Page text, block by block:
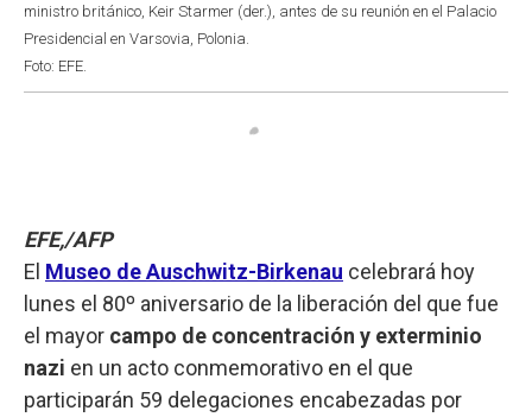
ministro británico, Keir Starmer (der.), antes de su reunión en el Palacio
Presidencial en Varsovia, Polonia.
Foto: EFE.
EFE,/AFP
El Museo de Auschwitz-Birkenau celebrará hoy
lunes el 80º aniversario de la liberación del que fue
el mayor campo de concentración y exterminio
nazi en un acto conmemorativo en el que
participarán 59 delegaciones encabezadas por